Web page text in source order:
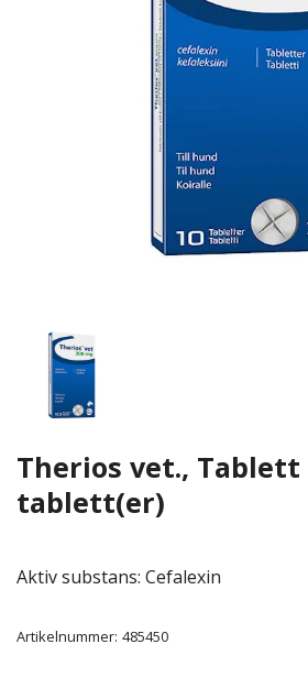
Therios vet., Tablett
tablett(er)
Aktiv substans: Cefalexin
Artikelnummer: 485450